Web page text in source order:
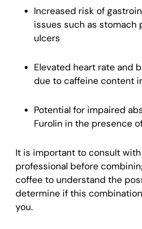
Increased risk of
issues such as stomach
ulcers
Elevated heart rate and
due to caffeine content
Potential for impaired
Furolin in the presence
It is important to consult
professional before
coffee to understand the
determine if this
you.